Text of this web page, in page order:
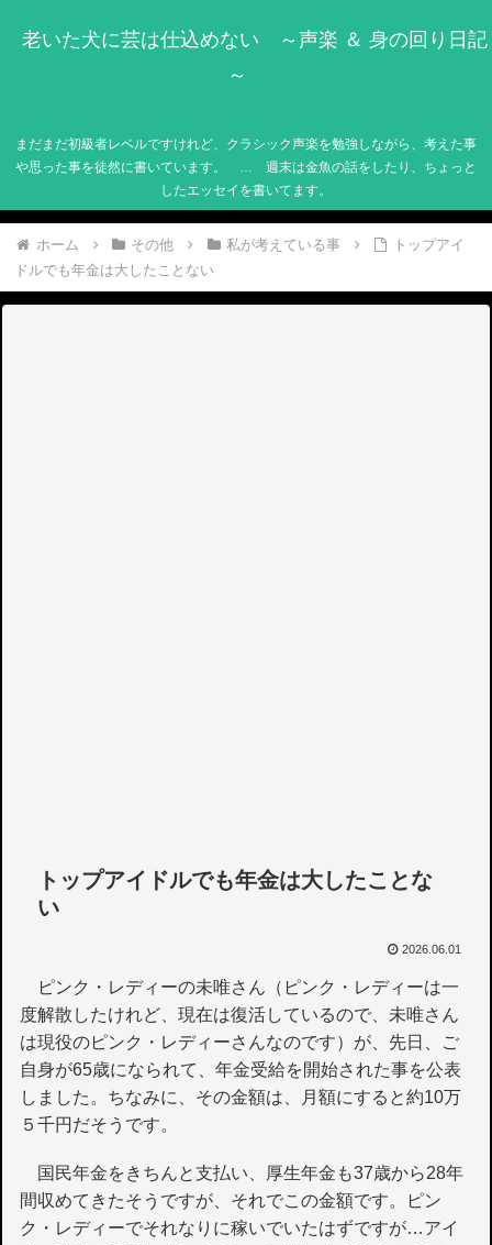
老いた犬に芸は仕込めない ～声楽 ＆ 身の回り日記
～
まだまだ初級者レベルですけれど、クラシック声楽を勉強しながら、考えた事
や思った事を徒然に書いています。 … 週末は金魚の話をしたり、ちょっと
したエッセイを書いてます。
ホーム その他 私が考えている事
トップアイ
ドルでも年金は大したことない
トップアイドルでも年金は大したことな
い
2026.06.01
ピンク・レディーの未唯さん（ピンク・レディーは一
度解散したけれど、現在は復活しているので、未唯さん
は現役のピンク・レディーさんなのです）が、先日、ご
自身が65歳になられて、年金受給を開始された事を公表
しました。ちなみに、その金額は、月額にすると約10万
５千円だそうです。
国民年金をきちんと支払い、厚生年金も37歳から28年
間収めてきたそうですが、それでこの金額です。ピン
ク・レディーでそれなりに稼いでいたはずですが…アイ